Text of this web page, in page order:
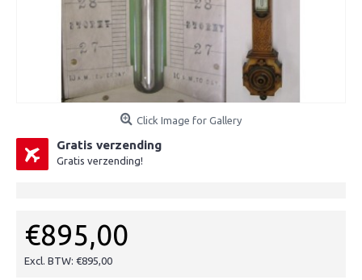
Click Image for Gallery
Gratis verzending
Gratis verzending!
€895,00
Excl. BTW: €895,00